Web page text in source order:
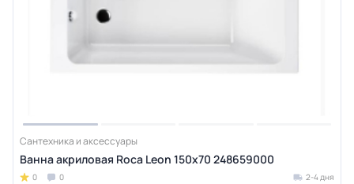
Сантехника и аксессуары
Ванна акриловая Roca Leon 150х70 248659000
0 0 2-4 дня